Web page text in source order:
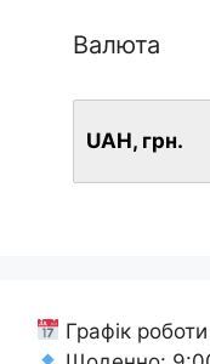
Валюта
UAH, грн.
Графік роботи